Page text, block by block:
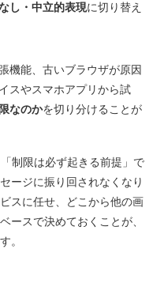
し・中立的表現に切り替え
機能、古いブラウザが原因
スやスマホアプリから試
なのかを切り分けることが
制限は必ず起きる前提」で
ージに振り回されなくなり
スに任せ、どこから他の画
ースで決めておくことが、
。